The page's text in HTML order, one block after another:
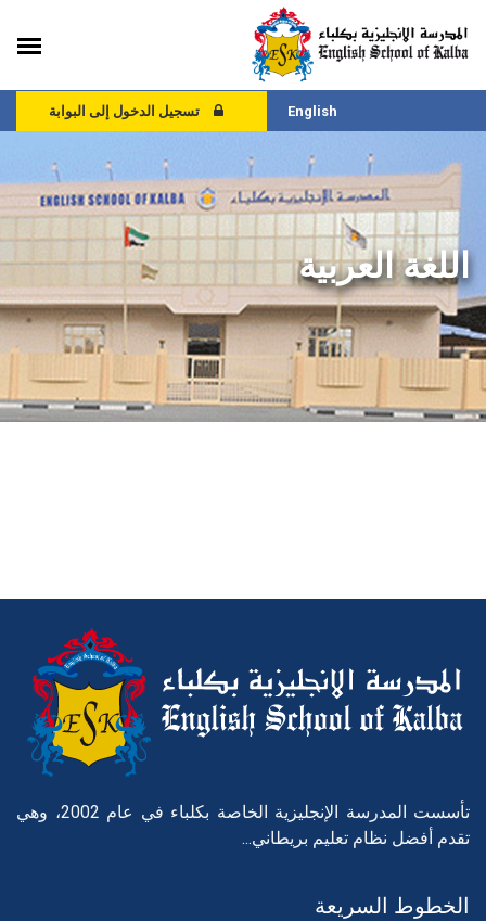
English تسجيل الدخول إلى البوابة
اللغة العربية
تأسست المدرسة الإنجليزية الخاصة بكلباء في عام 2002، وهي
تقدم أفضل نظام تعليم بريطاني...
الخطوط السريعة